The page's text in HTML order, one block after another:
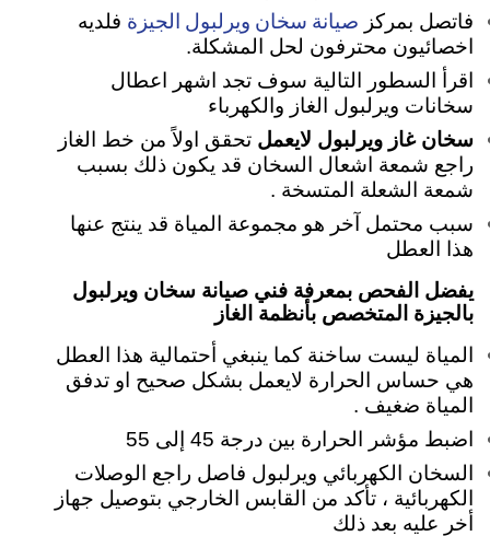
فاتصل بمركز صيانة سخان ويرلبول الجيزة فلديه
اخصائيون محترفون لحل المشكلة.
اقرأ السطور التالية سوف تجد اشهر اعطال
سخانات ويرلبول الغاز والكهرباء
سخان غاز ويرلبول لايعمل تحقق اولاً من خط الغاز
راجع شمعة اشعال السخان قد يكون ذلك بسبب
شمعة الشعلة المتسخة .
سبب محتمل آخر هو مجموعة المياة قد ينتج عنها
هذا العطل
يفضل الفحص بمعرفة فني صيانة سخان ويرلبول
بالجيزة المتخصص بأنظمة الغاز
المياة ليست ساخنة كما ينبغي أحتمالية هذا العطل
هي حساس الحرارة لايعمل بشكل صحيح او تدفق
المياة ضغيف .
اضبط مؤشر الحرارة بين درجة 45 إلى 55
السخان الكهربائي ويرلبول فاصل راجع الوصلات
الكهربائية ، تأكد من القابس الخارجي بتوصيل جهاز
أخر عليه بعد ذلك